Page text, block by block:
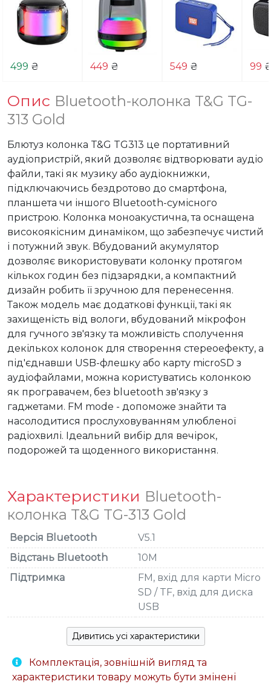
499 ₴ 449 ₴ 549 ₴ 99
Опис Bluetooth-колонка T&G TG-
313 Gold
Блютуз колонка T&G TG313 це портативний
аудіопристрій, який дозволяє відтворювати аудіо
файли, такі як музику або аудіокнижки,
підключаючись бездротово до смартфона,
планшета чи іншого Bluetooth-сумісного
пристрою. Колонка моноакустична, та оснащена
високоякісним динаміком, що забезпечує чистий
і потужний звук. Вбудований акумулятор
дозволяє використовувати колонку протягом
кількох годин без підзарядки, а компактний
дизайн робить її зручною для перенесення.
Також модель має додаткові функції, такі як
захищеність від вологи, вбудований мікрофон
для гучного зв'язку та можливість сполучення
декількох колонок для створення стереоефекту, а
під'єднавши USB-флешку або карту microSD з
аудіофайлами, можна користуватись колонкою
як програвачем, без bluetooth зв'язку з
гаджетами. FM mode - допоможе знайти та
насолодитися прослуховуванням улюбленої
радіохвилі. Ідеальний вибір для вечірок,
подорожей та щоденного використання.
Характеристики Bluetooth-
колонка T&G TG-313 Gold
Версія Bluetooth
V5.1
Відстань Bluetooth
10M
Підтримка
FM, вхід для карти Micro
SD / TF, вхід для диска
USB
Дивитись усі характеристики
Комплектація, зовнішній вигляд та
характеристики товару можуть бути змінені